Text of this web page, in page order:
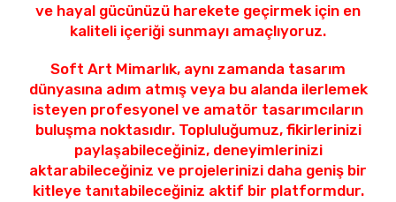
ve hayal gücünüzü harekete geçirmek için en
kaliteli içeriği sunmayı amaçlıyoruz.
Soft Art Mimarlık, aynı zamanda tasarım
dünyasına adım atmış veya bu alanda ilerlemek
isteyen profesyonel ve amatör tasarımcıların
buluşma noktasıdır. Topluluğumuz, fikirlerinizi
paylaşabileceğiniz, deneyimlerinizi
aktarabileceğiniz ve projelerinizi daha geniş bir
kitleye tanıtabileceğiniz aktif bir platformdur.